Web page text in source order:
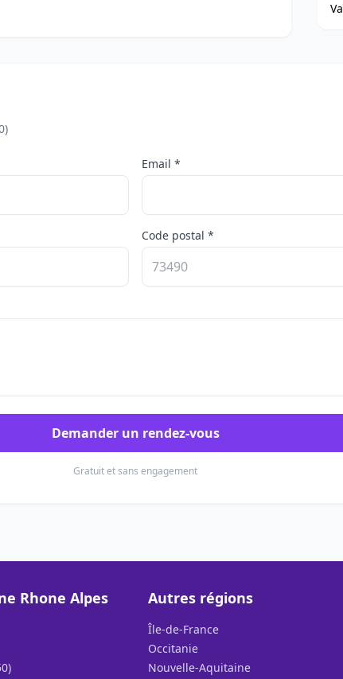
Email *
Code postal *
Demander un rendez-vous
Gratuit et sans engagement
Rhone Alpes Autres régions
Île-de-France
Occitanie
Nouvelle-Aquitaine